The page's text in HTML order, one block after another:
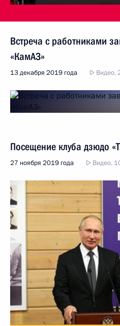
Встреча с работниками
«КамАЗ»
13 декабря 2019 года Видео,
Посещение клуба дзюдо
27 ноября 2019 года Видео,